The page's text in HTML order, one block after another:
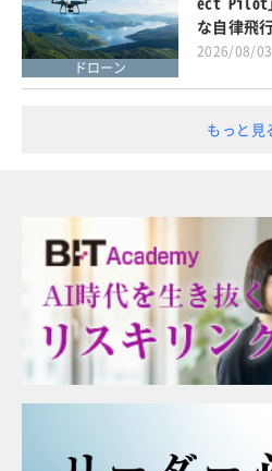
ドローン
な自律飛
2026/08/03
もっと見